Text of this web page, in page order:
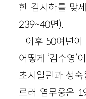
한 김지하를 맞
239~40면).
이후 50여년이
어떻게 ‘김수영’
초지일관과 성
르러 염무웅은